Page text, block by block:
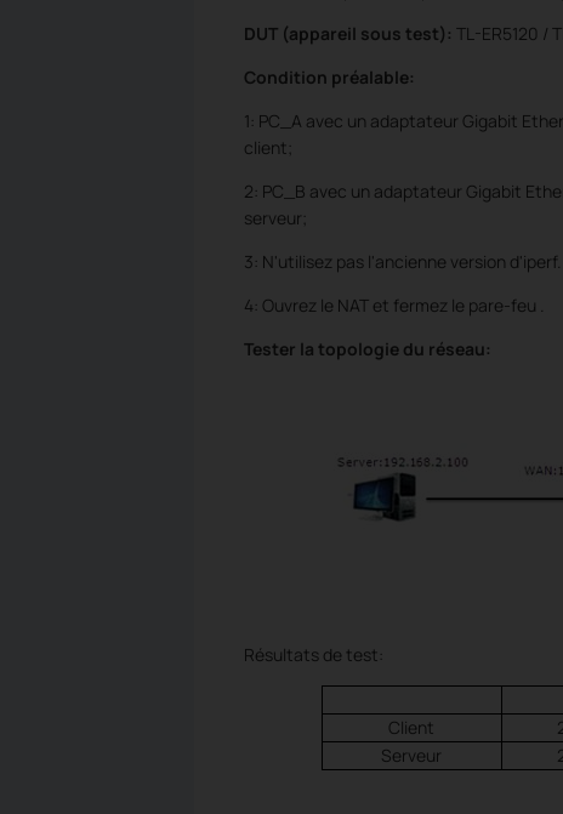
DUT (appareil sous test): TL-ER5120 /
Condition préalable:
1: PC_A avec un adaptateur Gigabit
client;
2: PC_B avec un adaptateur Gigabit
serveur;
3: N'utilisez pas l'ancienne version
4: Ouvrez le NAT et fermez le pare-feu .
Tester la topologie du réseau:
Résultats de test:
Client
Serveur